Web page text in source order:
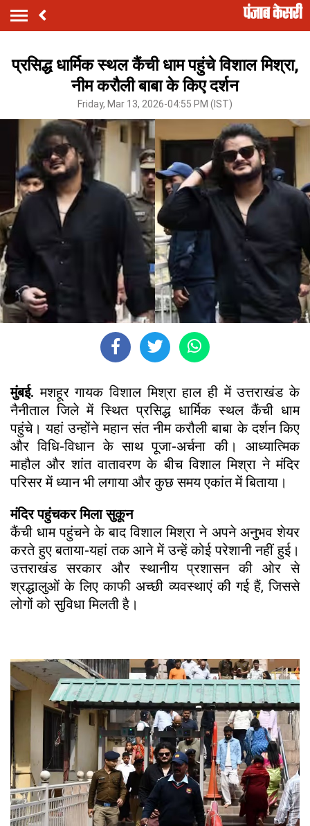
प्रसिद्ध धार्मिक स्थल कैंची धाम पहुंचे विशाल मिश्रा,
नीम करौली बाबा के किए दर्शन
Friday, Mar 13, 2026-04:55 PM (IST)
मुंबई.मशहूर गायक विशाल मिश्रा हाल ही में उत्तराखंड के
नैनीताल जिले में स्थित प्रसिद्ध धार्मिक स्थल कैंची धाम
पहुंचे। यहां उन्होंने महान संत नीम करौली बाबा के दर्शन किए
और विधि-विधान के साथ पूजा-अर्चना की। आध्यात्मिक
माहौल और शांत वातावरण के बीच विशाल मिश्रा ने मंदिर
परिसर में ध्यान भी लगाया और कुछ समय एकांत में बिताया।
मंदिर पहुंचकर मिला सुकून
कैंची धाम पहुंचने के बाद विशाल मिश्रा ने अपने अनुभव शेयर
करते हुए बताया-यहां तक आने में उन्हें कोई परेशानी नहीं हुई।
उत्तराखंड सरकार और स्थानीय प्रशासन की ओर से
श्रद्धालुओं के लिए काफी अच्छी व्यवस्थाएं की गई हैं, जिससे
लोगों को सुविधा मिलती है।